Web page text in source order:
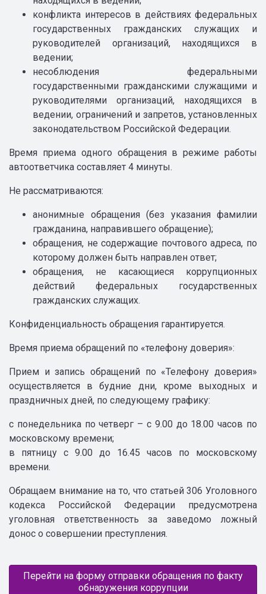
конфликта интересов в действиях федеральных
государственных гражданских служащих и
руководителей организаций, находящихся в
ведении;
несоблюдения федеральными
государственными гражданскими служащими и
руководителями организаций, находящихся в
ведении, ограничений и запретов, установленных
законодательством Российской Федерации.
Время приема одного обращения в режиме работы
автоответчика составляет 4 минуты.
Не рассматриваются:
анонимные обращения (без указания фамилии
гражданина, направившего обращение);
обращения, не содержащие почтового адреса, по
которому должен быть направлен ответ;
обращения, не касающиеся коррупционных
действий федеральных государственных
гражданских служащих.
Конфиденциальность обращения гарантируется.
Время приема обращений по «телефону доверия»:
Прием и запись обращений по «Телефону доверия»
осуществляется в будние дни, кроме выходных и
праздничных дней, по следующему графику:
с понедельника по четверг – с 9.00 до 18.00 часов по
московскому времени;
в пятницу с 9.00 до 16.45 часов по московскому
времени.
Обращаем внимание на то, что статьей 306 Уголовного
кодекса Российской Федерации предусмотрена
уголовная ответственность за заведомо ложный
донос о совершении преступления.
Перейти на форму отправки обращения по факту
обнаружения коррупции